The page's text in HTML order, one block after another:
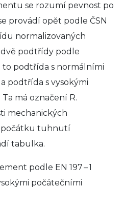
se rozumí pevnost po
provádí opět podle ČSN
normalizovaných
podtřídy podle
podtřída s normálními
podtřída s vysokými
má označení R.
mechanických
počátku tuhnutí
tabulka.
podle EN 197 – 1
počátečními